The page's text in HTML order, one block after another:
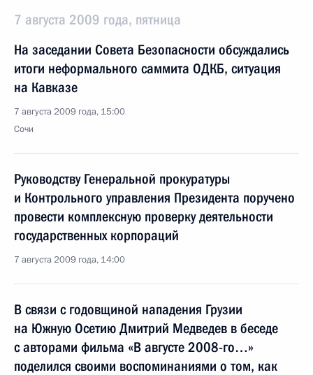
7 августа 2009 года, пятница
На заседании Совета Безопасности обсуждались
итоги неформального саммита ОДКБ, ситуация
на Кавказе
7 августа 2009 года, 15:00
Сочи
Руководству Генеральной прокуратуры
и Контрольного управления Президента поручено
провести комплексную проверку деятельности
государственных корпораций
7 августа 2009 года, 14:00
В связи с годовщиной нападения Грузии
на Южную Осетию Дмитрий Медведев в беседе
с авторами фильма «В августе 2008-го…»
поделился своими воспоминаниями о том, как